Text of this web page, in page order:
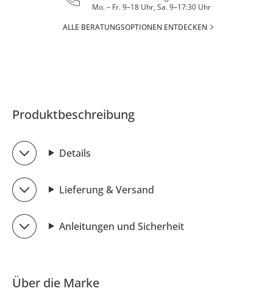
Mo. – Fr. 9–18 Uhr, Sa. 9–17:30 Uhr
ALLE BERATUNGSOPTIONEN ENTDECKEN
Produktbeschreibung
Details
Lieferung & Versand
Anleitungen und Sicherheit
Über die Marke